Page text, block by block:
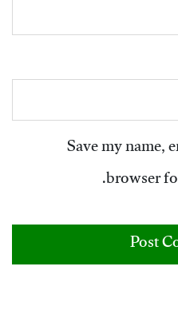
Save my name,
browser